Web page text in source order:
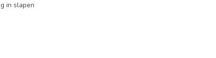
in slapen